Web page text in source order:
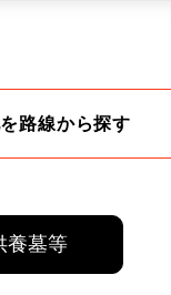
路線から探す
養墓等